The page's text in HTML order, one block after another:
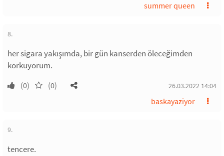
summer queen
8.
her sigara yakışımda, bir gün kanserden öleceğimden
korkuyorum.
(0) (0) 26.03.2022 14:04
baskayaziyor
9.
tencere.